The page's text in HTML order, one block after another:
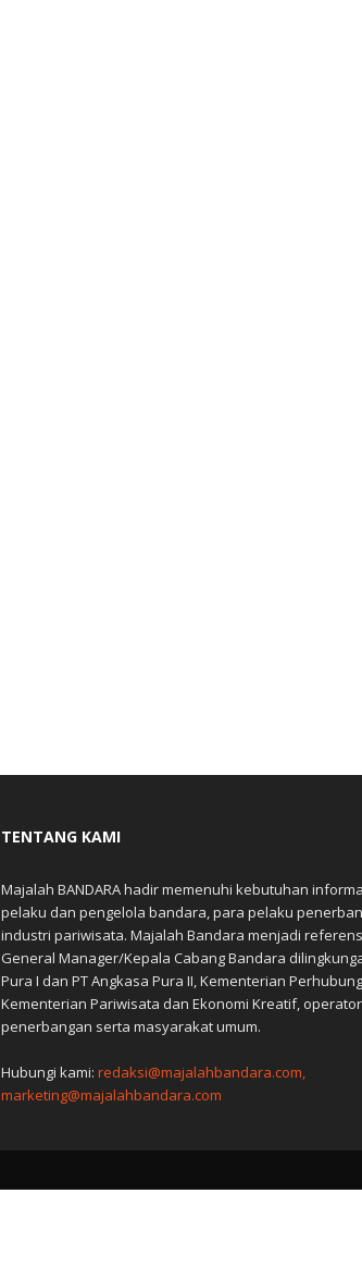
TENTANG KAMI
Majalah BANDARA hadir memenuhi kebutuhan
pelaku dan pengelola bandara, para pelaku
industri pariwisata. Majalah Bandara menjadi
General Manager/Kepala Cabang Bandara
Pura I dan PT Angkasa Pura II, Kementerian
Kementerian Pariwisata dan Ekonomi Kreatif, operator
penerbangan serta masyarakat umum.
Hubungi kami: redaksi@majalahbandara.com,
marketing@majalahbandara.com